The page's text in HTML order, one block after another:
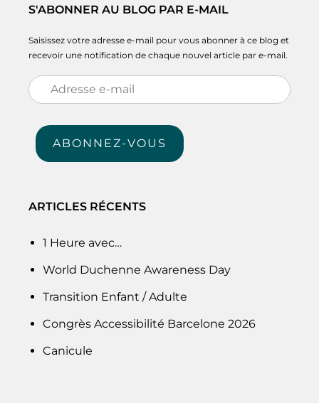
S'ABONNER AU BLOG PAR E-MAIL
Saisissez votre adresse e-mail pour vous abonner à ce blog et
recevoir une notification de chaque nouvel article par e-mail.
Adresse
e-
mail
ABONNEZ-VOUS
ARTICLES RÉCENTS
1 Heure avec…
World Duchenne Awareness Day
Transition Enfant / Adulte
Congrès Accessibilité Barcelone 2026
Canicule